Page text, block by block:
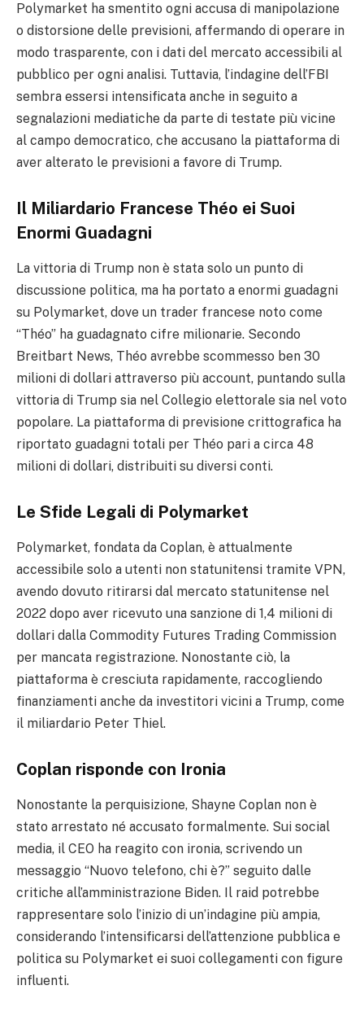
Polymarket ha smentito ogni accusa di manipolazione
o distorsione delle previsioni, affermando di operare in
modo trasparente, con i dati del mercato accessibili al
pubblico per ogni analisi. Tuttavia, l’indagine dell’FBI
sembra essersi intensificata anche in seguito a
segnalazioni mediatiche da parte di testate più vicine
al campo democratico, che accusano la piattaforma di
aver alterato le previsioni a favore di Trump.
Il Miliardario Francese Théo ei Suoi
Enormi Guadagni
La vittoria di Trump non è stata solo un punto di
discussione politica, ma ha portato a enormi guadagni
su Polymarket, dove un trader francese noto come
“Théo” ha guadagnato cifre milionarie. Secondo
Breitbart News, Théo avrebbe scommesso ben 30
milioni di dollari attraverso più account, puntando sulla
vittoria di Trump sia nel Collegio elettorale sia nel voto
popolare. La piattaforma di previsione crittografica ha
riportato guadagni totali per Théo pari a circa 48
milioni di dollari, distribuiti su diversi conti.
Le Sfide Legali di Polymarket
Polymarket, fondata da Coplan, è attualmente
accessibile solo a utenti non statunitensi tramite VPN,
avendo dovuto ritirarsi dal mercato statunitense nel
2022 dopo aver ricevuto una sanzione di 1,4 milioni di
dollari dalla Commodity Futures Trading Commission
per mancata registrazione. Nonostante ciò, la
piattaforma è cresciuta rapidamente, raccogliendo
finanziamenti anche da investitori vicini a Trump, come
il miliardario Peter Thiel.
Coplan risponde con Ironia
Nonostante la perquisizione, Shayne Coplan non è
stato arrestato né accusato formalmente. Sui social
media, il CEO ha reagito con ironia, scrivendo un
messaggio “Nuovo telefono, chi è?” seguito dalle
critiche all’amministrazione Biden. Il raid potrebbe
rappresentare solo l’inizio di un’indagine più ampia,
considerando l’intensificarsi dell’attenzione pubblica e
politica su Polymarket ei suoi collegamenti con figure
influenti.